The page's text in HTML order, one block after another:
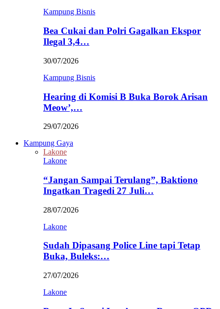
Kampung Bisnis
Bea Cukai dan Polri Gagalkan Ekspor
Ilegal 3,4…
30/07/2026
Kampung Bisnis
Hearing di Komisi B Buka Borok Arisan
Meow’,…
29/07/2026
Kampung Gaya
Lakone
Lakone
“Jangan Sampai Terulang”, Baktiono
Ingatkan Tragedi 27 Juli…
28/07/2026
Lakone
Sudah Dipasang Police Line tapi Tetap
Buka, Buleks:…
27/07/2026
Lakone